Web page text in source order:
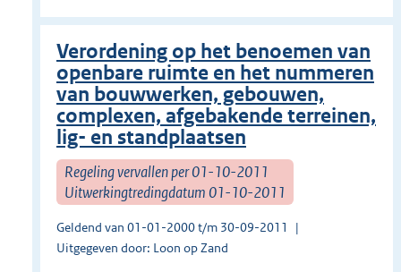
Verordening op het benoemen van
openbare ruimte en het nummeren
van bouwwerken, gebouwen,
complexen, afgebakende terreinen,
lig- en standplaatsen
Regeling vervallen per 01-10-2011
Uitwerkingtredingdatum 01-10-2011
Geldend van 01-01-2000 t/m 30-09-2011
Uitgegeven door: Loon op Zand